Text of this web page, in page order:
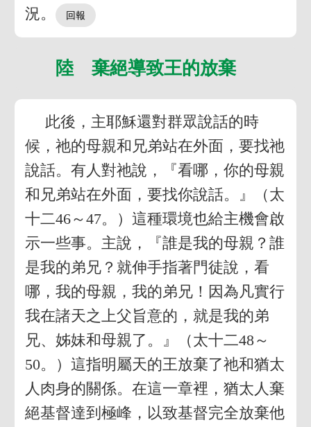
況。
陸 棄絕導致王的放棄
此後，主耶穌還對群眾說話的時
候，祂的母親和兄弟站在外面，要找祂
說話。有人對祂說，『看哪，你的母親
和兄弟站在外面，要找你說話。』（太
十二46～47。）這種環境也給主機會啟
示一些事。主說，『誰是我的母親？誰
是我的弟兄？就伸手指著門徒說，看
哪，我的母親，我的弟兄！因為凡實行
我在諸天之上父旨意的，就是我的弟
兄、姊妹和母親了。』（太十二48～
50。）這指明屬天的王放棄了祂和猶太
人肉身的關係。在這一章裡，猶太人棄
絕基督達到極峰，以致基督完全放棄他